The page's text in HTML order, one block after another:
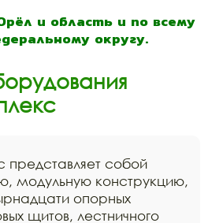
и область и по всему
округу.
представляет собой
модульную конструкцию,
опорных
щитов, лестничного